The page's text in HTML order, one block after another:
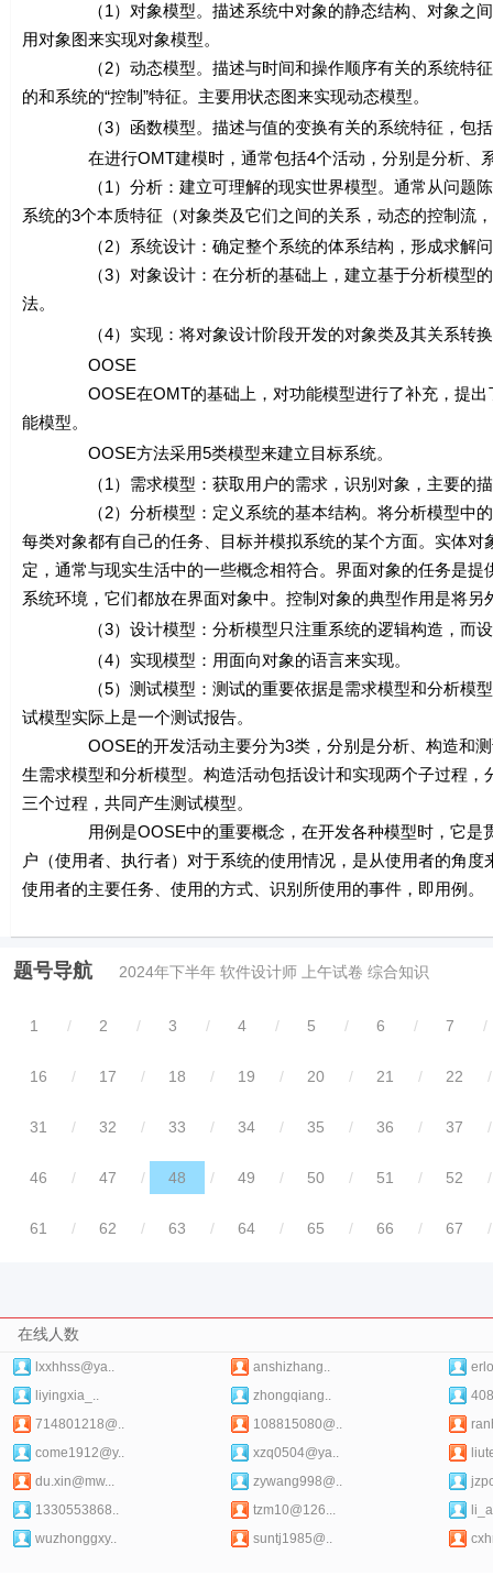
（1）对象模型。描述系统中对象的静态结构、对象之间的
用对象图来实现对象模型。
（2）动态模型。描述与时间和操作顺序有关的系统特征，
的和系统的“控制”特征。主要用状态图来实现动态模型。
（3）函数模型。描述与值的变换有关的系统特征，包括
在进行OMT建模时，通常包括4个活动，分别是分析、系
（1）分析：建立可理解的现实世界模型。通常从问题陈述
系统的3个本质特征（对象类及它们之间的关系，动态的控制流
（2）系统设计：确定整个系统的体系结构，形成求解问
（3）对象设计：在分析的基础上，建立基于分析模型的设
法。
（4）实现：将对象设计阶段开发的对象类及其关系转换
OOSE
OOSE在OMT的基础上，对功能模型进行了补充，提出了
能模型。
OOSE方法采用5类模型来建立目标系统。
（1）需求模型：获取用户的需求，识别对象，主要的描
（2）分析模型：定义系统的基本结构。将分析模型中的对
每类对象都有自己的任务、目标并模拟系统的某个方面。实体
定，通常与现实生活中的一些概念相符合。界面对象的任务是
系统环境，它们都放在界面对象中。控制对象的典型作用是将另
（3）设计模型：分析模型只注重系统的逻辑构造，而设计
（4）实现模型：用面向对象的语言来实现。
（5）测试模型：测试的重要依据是需求模型和分析模型，
试模型实际上是一个测试报告。
OOSE的开发活动主要分为3类，分别是分析、构造和测试
生需求模型和分析模型。构造活动包括设计和实现两个子过程
三个过程，共同产生测试模型。
用例是OOSE中的重要概念，在开发各种模型时，它是贯
户（使用者、执行者）对于系统的使用情况，是从使用者的角
使用者的主要任务、使用的方式、识别所使用的事件，即用例。
题号导航 2024年下半年 软件设计师 上午试卷 综合知识
1 / 2 / 3 / 4 / 5 / 6 / 7 /
16 / 17 / 18 / 19 / 20 / 21 / 22 /
31 / 32 / 33 / 34 / 35 / 36 / 37 /
46 / 47 / 48 / 49 / 50 / 51 / 52 /
61 / 62 / 63 / 64 / 65 / 66 / 67 /
在线人数
lxxhhss@ya.. anshizhang..
liyingxia_..
zhongqiang..
714801218@..
108815080@..
come1912@y..
xzq0504@ya..
du.xin@mw...
zywang998@..
1330553868..
tzm10@126...
wuzhonggxy..
suntj1985@..